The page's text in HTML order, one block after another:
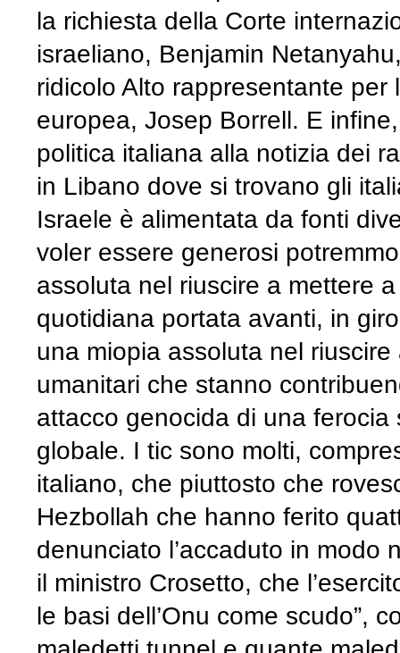
la richiesta della Corte
israeliano, Benjamin
ridicolo Alto rappresentante per
europea, Josep Borrell. E
politica italiana alla notizia dei
in Libano dove si trovano gli
Israele è alimentata da fonti
voler essere generosi
assoluta nel riuscire a mettere
quotidiana portata avanti, in
una miopia assoluta nel
umanitari che stanno
attacco genocida di una
globale. I tic sono molti,
italiano, che piuttosto che
Hezbollah che hanno ferito
denunciato l’accaduto in modo
il ministro Crosetto, che
le basi dell’Onu come scudo”,